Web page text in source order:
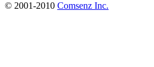
© 2001-2010 Comsenz Inc.